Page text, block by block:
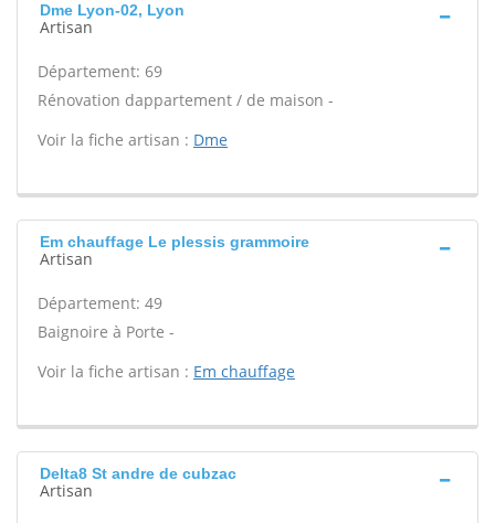
Dme Lyon-02, Lyon
Artisan
Département: 69
Rénovation dappartement / de maison -
Voir la fiche artisan : Dme
Em chauffage Le plessis grammoire
Artisan
Département: 49
Baignoire à Porte -
Voir la fiche artisan : Em chauffage
Delta8 St andre de cubzac
Artisan